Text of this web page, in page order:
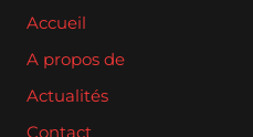
Accueil
A propos de
Actualités
Contact